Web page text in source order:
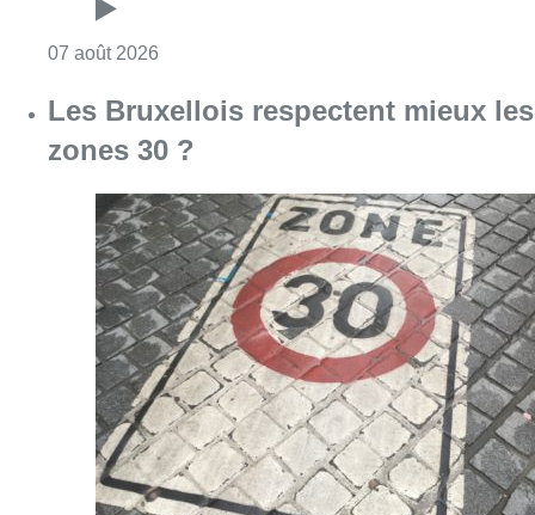
07 août 2026
Les Bruxellois respectent mieux les
zones 30 ?